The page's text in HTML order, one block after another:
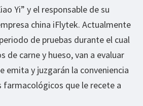
Yi” y el responsable de su
china iFlytek. Actualmente
de pruebas durante el cual
de carne y hueso, van a evaluar
emita y juzgarán la conveniencia
que le recete a